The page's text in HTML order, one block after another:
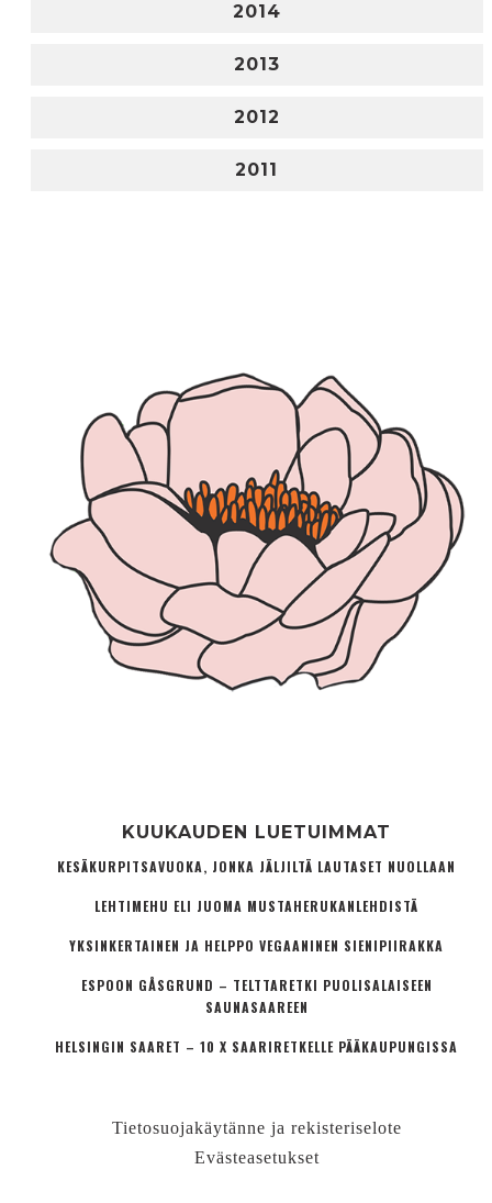
2014
2013
2012
2011
KUUKAUDEN LUETUIMMAT
KESÄKURPITSAVUOKA, JONKA JÄLJILTÄ LAUTASET NUOLLAAN
LEHTIMEHU ELI JUOMA MUSTAHERUKANLEHDISTÄ
YKSINKERTAINEN JA HELPPO VEGAANINEN SIENIPIIRAKKA
ESPOON GÅSGRUND – TELTTARETKI PUOLISALAISEEN
SAUNASAAREEN
HELSINGIN SAARET – 10 X SAARIRETKELLE PÄÄKAUPUNGISSA
Tietosuojakäytänne ja rekisteriselote
Evästeasetukset